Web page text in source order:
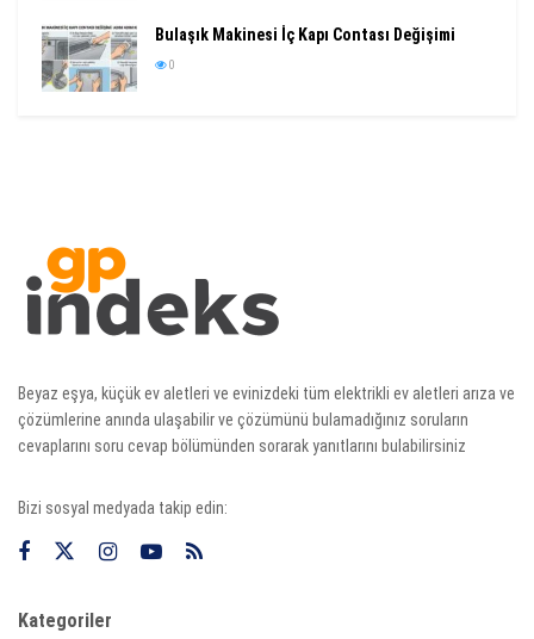
Bulaşık Makinesi İç Kapı Contası Değişimi
0
Beyaz eşya, küçük ev aletleri ve evinizdeki tüm elektrikli ev aletleri arıza ve
çözümlerine anında ulaşabilir ve çözümünü bulamadığınız soruların
cevaplarını soru cevap bölümünden sorarak yanıtlarını bulabilirsiniz
Bizi sosyal medyada takip edin:
Kategoriler